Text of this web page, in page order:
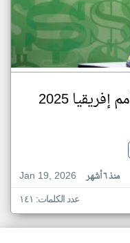
2025
Jan 19, 2026
منذ ٦ أشهر
عدد الكلمات: ١٤١